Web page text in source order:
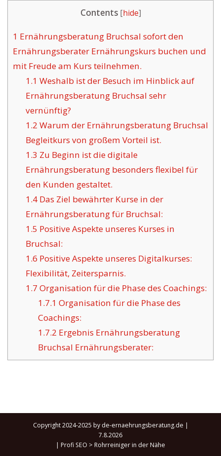
Contents [hide]
1 Ernährungsberatung Bruchsal sofort den
Ernährungsberater Ernährungskurs buchen und
mit Freude am Kurs teilnehmen.
1.1 Weshalb ist der Besuch im Hinblick auf
Ernährungsberatung Bruchsal sehr
vernünftig?
1.2 Warum der Ernährungsberatung Bruchsal
Begleitkurs von großem Vorteil ist.
1.3 Zu Beginn ist die digitale
Ernährungsberatung besonders flexibel für
den Kunden gestaltet.
1.4Das Ziel bewährter Kurse in der
Ernährungsberatung für Bruchsal:
1.5 Positive Aspekte unseres Kurses in
Bruchsal:
1.6 Positive Aspekte unseres Digitalkurses:
Flexibilität, Zeitersparnis.
1.7 Organisation für die Phase des Coachings:
1.7.1 Organisation für die Phase des
Coachings:
1.7.2 Ergebnis Ernährungsberatung
Bruchsal Ernährungsberater:
Copyright 2024-2025 by de-ernaehrungsberatung.de |
7.8.2026
| Profi SEO > Rohrreiniger in der Nähe